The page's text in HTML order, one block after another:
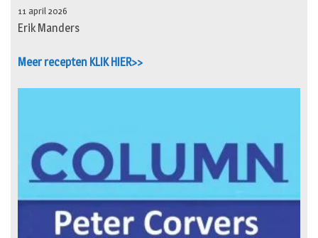
11 april 2026
Erik Manders
Meer recepten KLIK HIER>>